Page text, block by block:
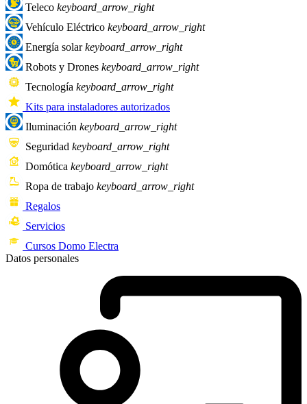
Teleco keyboard_arrow_right
Vehículo Eléctrico keyboard_arrow_right
Energía solarkeyboard_arrow_right
Robots y Drones keyboard_arrow_right
Tecnología keyboard_arrow_right
Kits para instaladores autorizados
Iluminación keyboard_arrow_right
Seguridad keyboard_arrow_right
Domótica keyboard_arrow_right
Ropa de trabajo keyboard_arrow_right
Regalos
Servicios
Cursos Domo Electra
Datos personales